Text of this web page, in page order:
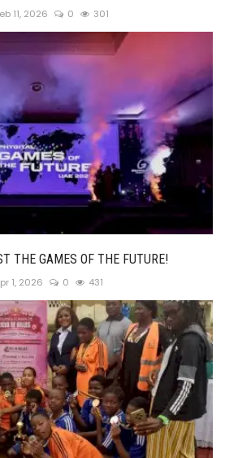
11, 2026 0 301
THE GAMES OF THE FUTURE!
1, 2026 0 431